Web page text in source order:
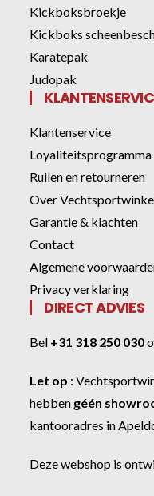
Kickboksbroekje
Kickboks
Karatepak
Judopak
Klantenservice
Loyaliteitsprogramma
Ruilen en retourneren
Over
Garantie & klachten
Contact
Algemene
Privacy verklaring
DIRECT ADVIES
Bel +31 318 250 030
Let op :
hebben géén
kantooradres in
Deze webshop is